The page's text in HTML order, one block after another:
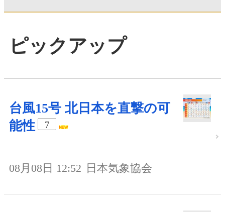
ピックアップ
台風15号 北日本を直撃の可
能性
7
08月08日 12:52 日本気象協会